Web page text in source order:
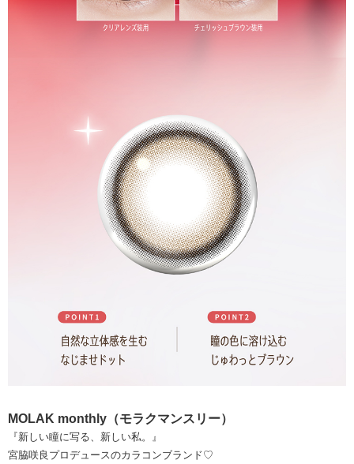
MOLAK monthly（モラクマンスリー）
『新しい瞳に写る、新しい私。』
宮脇咲良プロデュースのカラコンブランド♡